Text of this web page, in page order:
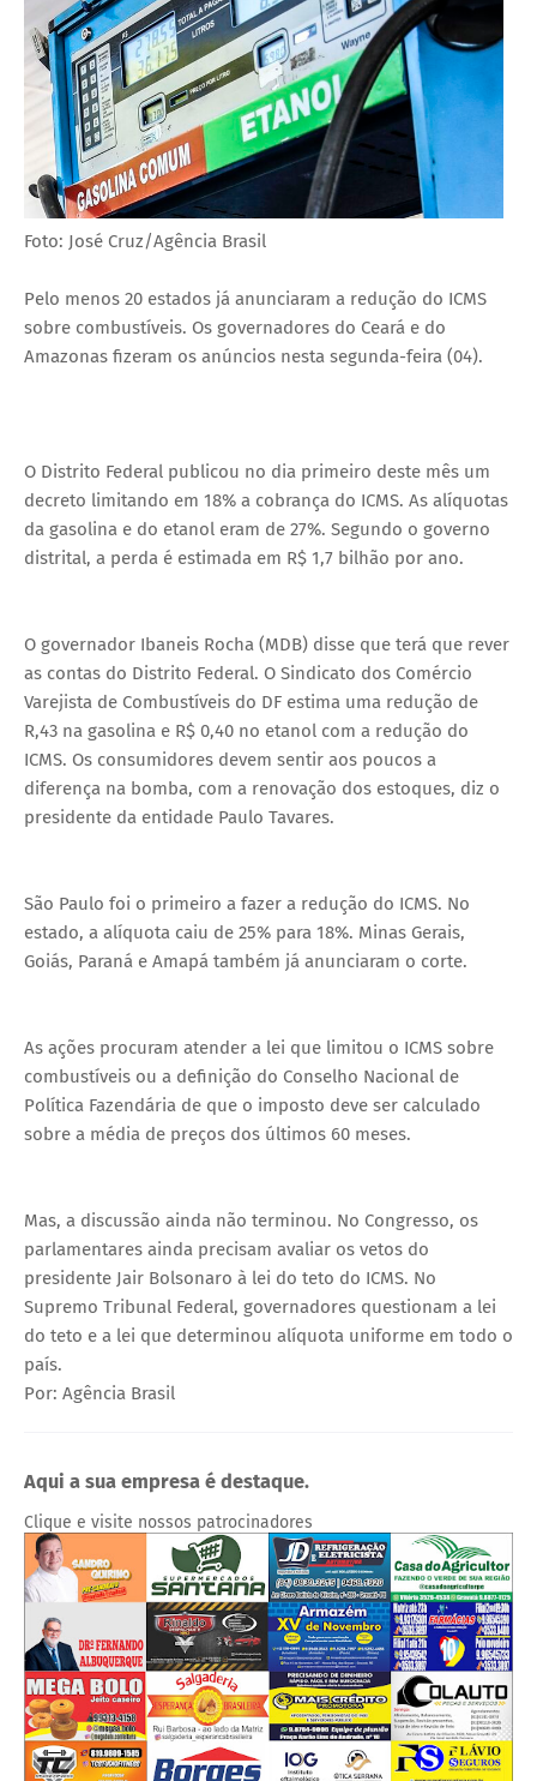
Foto: José Cruz/Agência Brasil
Pelo menos 20 estados já anunciaram a redução do ICMS
sobre combustíveis. Os governadores do Ceará e do
Amazonas fizeram os anúncios nesta segunda-feira (04).
O Distrito Federal publicou no dia primeiro deste mês um
decreto limitando em 18% a cobrança do ICMS. As alíquotas
da gasolina e do etanol eram de 27%. Segundo o governo
distrital, a perda é estimada em R$ 1,7 bilhão por ano.
O governador Ibaneis Rocha (MDB) disse que terá que rever
as contas do Distrito Federal. O Sindicato dos Comércio
Varejista de Combustíveis do DF estima uma redução de
R,43 na gasolina e R$ 0,40 no etanol com a redução do
ICMS. Os consumidores devem sentir aos poucos a
diferença na bomba, com a renovação dos estoques, diz o
presidente da entidade Paulo Tavares.
São Paulo foi o primeiro a fazer a redução do ICMS. No
estado, a alíquota caiu de 25% para 18%. Minas Gerais,
Goiás, Paraná e Amapá também já anunciaram o corte.
As ações procuram atender a lei que limitou o ICMS sobre
combustíveis ou a definição do Conselho Nacional de
Política Fazendária de que o imposto deve ser calculado
sobre a média de preços dos últimos 60 meses.
Mas, a discussão ainda não terminou. No Congresso, os
parlamentares ainda precisam avaliar os vetos do
presidente Jair Bolsonaro à lei do teto do ICMS. No
Supremo Tribunal Federal, governadores questionam a lei
do teto e a lei que determinou alíquota uniforme em todo o
país.
Por: Agência Brasil
Aqui a sua empresa é destaque.
Clique e visite nossos patrocinadores